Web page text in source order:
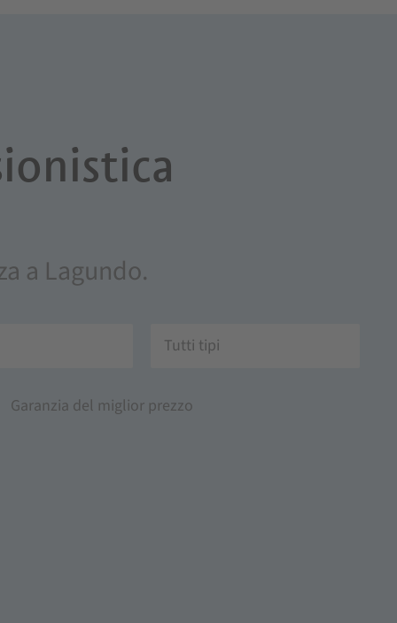
a Lagundo.
Tutti tipi
Garanzia del miglior prezzo